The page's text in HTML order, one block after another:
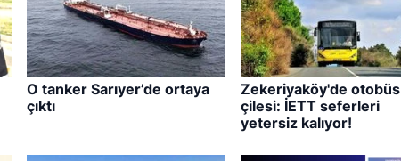
O tanker Sarıyer’de ortaya
çıktı
Zekeriyaköy'de otobüs
çilesi: İETT seferleri
yetersiz kalıyor!